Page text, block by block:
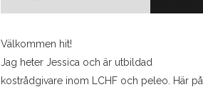
Välkommen hit!
Jag heter Jessica och är utbildad
kostrådgivare inom LCHF och peleo. Här på